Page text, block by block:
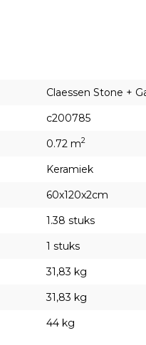
Claessen Stone +
c200785
0.72 m2
Keramiek
60x120x2cm
1.38 stuks
1 stuks
31,83 kg
31,83 kg
44 kg